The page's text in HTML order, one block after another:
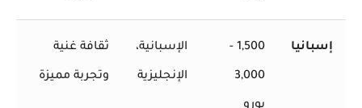
إسبانيا 1,500 -
3,000
الإسبانية،
الإنجليزية
ثقافة غنية
وتجربة مميزة